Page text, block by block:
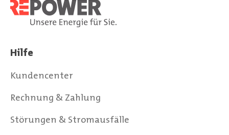
Hilfe
Kundencenter
Rechnung & Zahlung
Störungen & Stromausfälle